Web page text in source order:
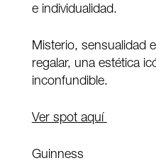
e individualidad.
Misterio, sensualidad
regalar, una estética
inconfundible.
Ver spot aquí
Guinness